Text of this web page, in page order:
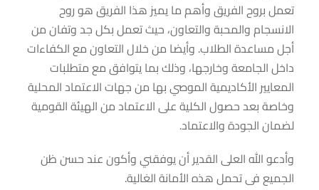
تعمل بروح الفريق وأهم ما يميز هذا الفريق هو روح
الانسجام والمحبة والتعاون، حيث تعمل بكل جد وتفان من
أجل مساعدة الطلاب. وأيضا من خلال التعاون مع الكفاءات
داخل الجامعة وخارجها، وذلك بما يتوافق مع متطلبات
المعايير الأكاديمية الموصي بها من جهات الاعتماد المحلية
وخاصة بعد حصول الكلية على الاعتماد من الهيئة القومية
لضمان الجودة والاعتماد.
وأدعو الله العلى القدير أن يوفقني وأكون عند حسن ظن
الجميع فى تحمل هذه الأمانة الغالية.